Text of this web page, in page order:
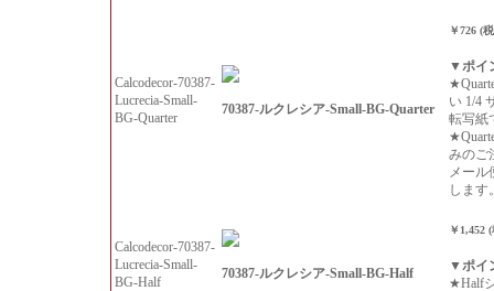
Calcodecor-70387-
Lucrecia-Small-
BG-Quarter
70387-ルクレシア-Small-BG-Quarter
￥726 (
▼ポイ
い 1/4
転写紙
みのご
メール
します
Calcodecor-70387-
Lucrecia-Small-
BG-Half
70387-ルクレシア-Small-BG-Half
￥1,452
▼ポイ
★Half